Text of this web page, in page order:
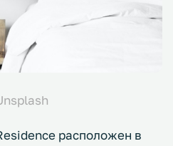
расположен в